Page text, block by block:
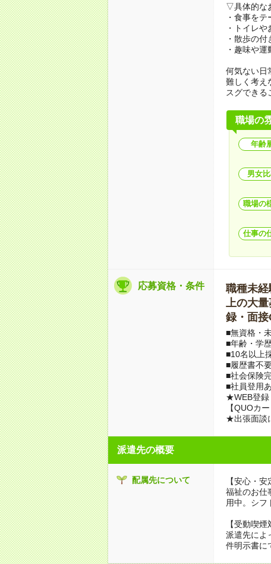
▽具体的な
・食事を
・トイレ
・散歩の
・趣味や運
何気ない日
難しく考え
スグできる
職場の
年齢
男女
職場の
仕事の
応募資格・条件
職種未
上の大
録・面接
■無資格・
■年齢・学
■10名以上
■履歴書不
■社会保険
■社員登用
★WEB登録
【QUOカ
★出張面談
派遣先の概要
配属先について
【安心・安
福祉のお仕
用中。シフ
【受動喫煙
派遣先によ
件明示書に